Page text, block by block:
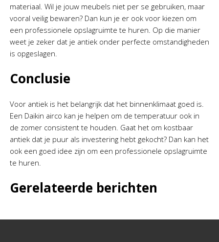
materiaal. Wil je jouw meubels niet per se gebruiken, maar
vooral veilig bewaren? Dan kun je er ook voor kiezen om
een professionele opslagruimte te huren. Op die manier
weet je zeker dat je antiek onder perfecte omstandigheden
is opgeslagen.
Conclusie
Voor antiek is het belangrijk dat het binnenklimaat goed is.
Een Daikin airco kan je helpen om de temperatuur ook in
de zomer consistent te houden. Gaat het om kostbaar
antiek dat je puur als investering hebt gekocht? Dan kan het
ook een goed idee zijn om een professionele opslagruimte
te huren.
Gerelateerde berichten